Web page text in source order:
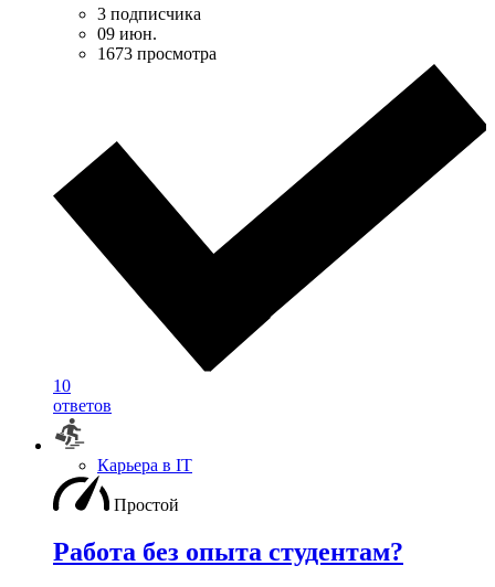
3 подписчика
09 июн.
1673 просмотра
10
ответов
Карьера в IT
Простой
Работа без опыта студентам?